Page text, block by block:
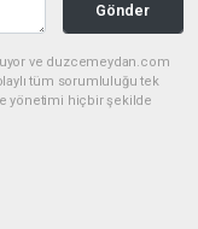
Gönder
ve duzcemeydan.com
tüm sorumluluğu tek
yönetimi hiçbir şekilde